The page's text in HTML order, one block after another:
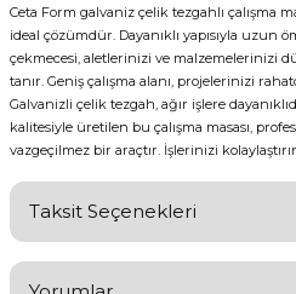
Ceta Form galvaniz çelik tezgahlı çalışma
ideal çözümdür. Dayanıklı yapısıyla uzun
çekmecesi, aletlerinizi ve malzemelerinizi
tanır. Geniş çalışma alanı, projelerinizi
Galvanizli çelik tezgah, ağır işlere
kalitesiyle üretilen bu çalışma masası,
vazgeçilmez bir araçtır. İşlerinizi
Taksit Seçenekleri